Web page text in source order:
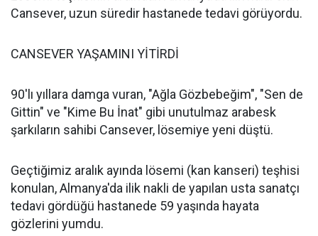
Cansever, uzun süredir hastanede tedavi görüyordu.
CANSEVER YAŞAMINI YİTİRDİ
90'lı yıllara damga vuran, "Ağla Gözbebeğim", "Sen de
Gittin" ve "Kime Bu İnat" gibi unutulmaz arabesk
şarkıların sahibi Cansever, lösemiye yeni düştü.
Geçtiğimiz aralık ayında lösemi (kan kanseri) teşhisi
konulan, Almanya'da ilik nakli de yapılan usta sanatçı
tedavi gördüğü hastanede 59 yaşında hayata
gözlerini yumdu.